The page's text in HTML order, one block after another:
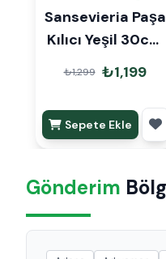
Sansevieria Paşa
Kılıcı Yeşil 30cm
Hediye Paketli
₺1,299 ₺1,199
Sepete Ekle
Gönderim